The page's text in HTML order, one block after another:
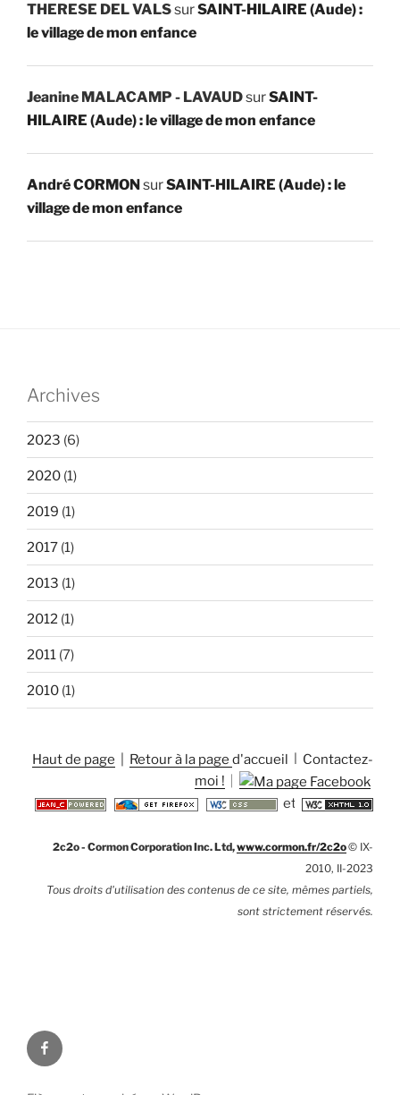
THERESE DEL VALSsurSAINT-HILAIRE (Aude) :
le village de mon enfance
Jeanine MALACAMP - LAVAUDsurSAINT-
HILAIRE (Aude) : le village de mon enfance
André CORMON surSAINT-HILAIRE (Aude) : le
village de mon enfance
Archives
2023 (6)
2020 (1)
2019 (1)
2017 (1)
2013 (1)
2012 (1)
2011 (7)
2010 (1)
Haut de page Retour à la page d'accueil
Contactez-
moi !
et
2c2o - Cormon Corporation Inc. Ltd,www.cormon.fr/2c2o© IX-
2010, II-2023
Tous droits d'utilisation des contenus de ce site, mêmes partiels,
sont strictement réservés.
facebook.com